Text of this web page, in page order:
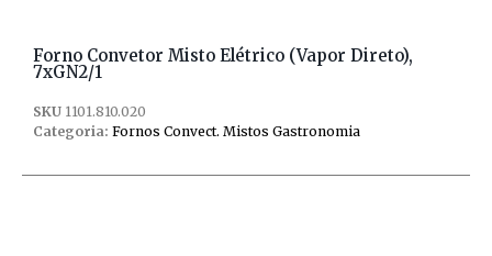
Forno Convetor Misto Elétrico (vapor Direto),
7xGN2/1
SKU 1101.810.020
Categoria: Fornos Convect. Mistos Gastronomia